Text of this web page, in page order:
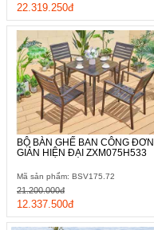
22.319.250đ
BỘ BÀN GHẾ BAN CÔNG ĐƠN
GIẢN HIỆN ĐẠI ZXM075H533
Mã sản phẩm: BSV175.72
12.337.500đ
21.200.000đ